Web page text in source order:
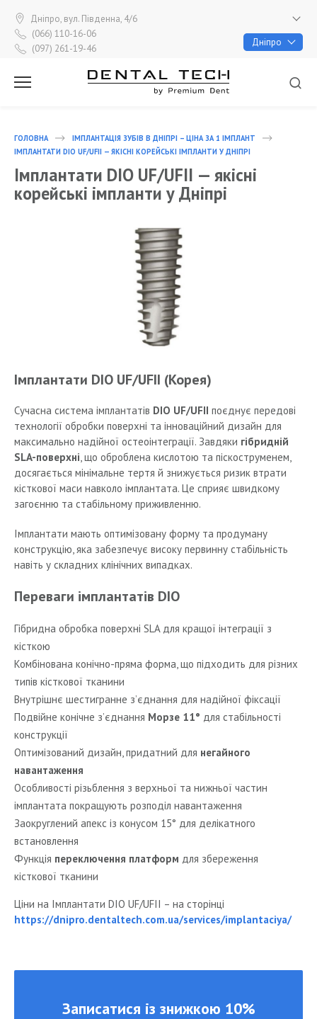
вмісту
Дніпро, вул. Південна, 4/6
Дніпро
(066) 110-16-06
(097) 261-19-46
ГОЛОВНА
ІМПЛАНТАЦІЯ ЗУБІВ В ДНІПРІ – ЦІНА ЗА 1 ІМПЛАНТ
ІМПЛАНТАТИ DIO UF/UFII — ЯКІСНІ КОРЕЙСЬКІ ІМПЛАНТИ У ДНІПРІ
Імплантати DIO UF/UFII — якісні
корейські імпланти у Дніпрі
Імплантати DIO UF/UFII (Корея)
Сучасна система імплантатів DIO UF/UFII поєднує передові
технології обробки поверхні та інноваційний дизайн для
максимально надійної остеоінтеграції. Завдяки гібридній
SLA-поверхні, що оброблена кислотою та піскоструменем,
досягається мінімальне тертя й знижується ризик втрати
кісткової маси навколо імплантата. Це сприяє швидкому
загоєнню та стабільному приживленню.
Імплантати мають оптимізовану форму та продуману
конструкцію, яка забезпечує високу первинну стабільність
навіть у складних клінічних випадках.
Переваги імплантатів DIO
Гібридна обробка поверхні SLA для кращої інтеграції з
кісткою
Комбінована конічно-пряма форма, що підходить для різних
типів кісткової тканини
Внутрішнє шестигранне з’єднання для надійної фіксації
Подвійне конічне з’єднання Морзе 11° для стабільності
конструкції
Оптимізований дизайн, придатний для негайного
навантаження
Особливості різьблення з верхньої та нижньої частин
імплантата покращують розподіл навантаження
Заокруглений апекс із конусом 15° для делікатного
встановлення
Функція переключення платформ для збереження
кісткової тканини
Ціни на Імплантати DIO UF/UFII – на сторінці
https://dnipro.dentaltech.com.ua/services/implantaciya/
Записатися із знижкою 10%